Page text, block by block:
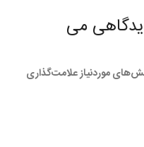
می
موردنیاز علامت‌گذاری